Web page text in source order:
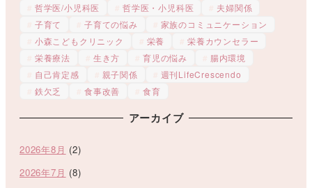
哲学医/小児科医
哲学医・小児科医
夫婦関係
子育て
子育ての悩み
家族のコミュニケーション
小森こどもクリニック
栄養
栄養カウンセラー
栄養療法
生き方 育児の悩み
腸内環境
自己肯定感
親子関係
週刊LifeCrescendo
鉄欠乏
食事改善 食育
アーカイブ
2026年8月 (2)
2026年7月 (8)